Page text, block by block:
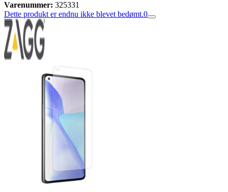
Varenummer: 325331
Dette produkt er endnu ikke blevet bedømt.0